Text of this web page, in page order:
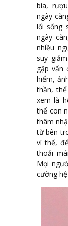
bia,
ngày
lối sống
ngày
nhiều
suy
gặp vấn
hiểm,
thần,
xem là
thể con
thâm
từ bên
vì thế,
thoải
Mọi
cường